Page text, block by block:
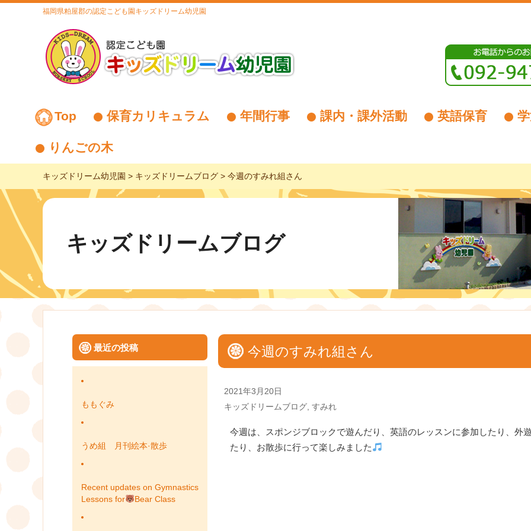
福岡県粕屋郡の認定こども園キッズドリーム幼児園
Top 保育カリキュラム 年間行事 課内・課外活動 英語保育
りんごの木
キッズドリーム幼児園 > キッズドリームブログ > 今週のすみれ組さん
キッズドリームブログ
最近の投稿
ももぐみ
うめ組 月刊絵本·散歩
Recent updates on Gymnastics
Lessons for
Bear Class
今週のすみれ組さん
Posted
on
2021年3月20日
Categories
キッズドリームブログ, すみれ
今週は、スポンジブロックで遊んだり、英語のレッスンに参加したり、外
たり、お散歩に行って楽しみました